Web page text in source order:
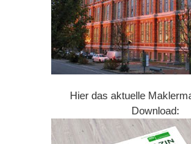
Hier das aktuelle
Download: